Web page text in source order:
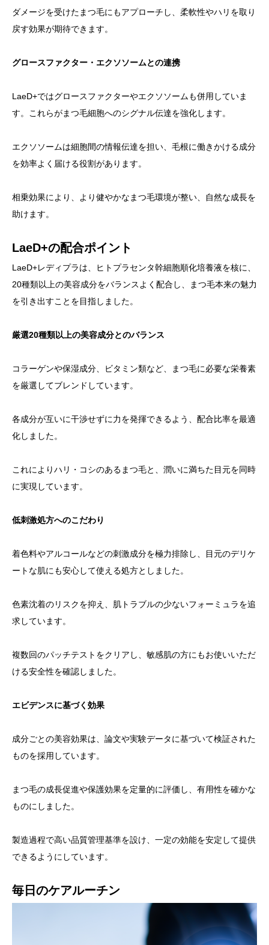
ダメージを受けたまつ毛にもアプローチし、柔軟性やハリを取り
戻す効果が期待できます。
グロースファクター・エクソソームとの連携
LaeD+ではグロースファクターやエクソソームも併用していま
す。これらがまつ毛細胞へのシグナル伝達を強化します。
エクソソームは細胞間の情報伝達を担い、毛根に働きかける成分
を効率よく届ける役割があります。
相乗効果により、より健やかなまつ毛環境が整い、自然な成長を
助けます。
LaeD+の配合ポイント
LaeD+レディプラは、ヒトプラセンタ幹細胞順化培養液を核に、
20種類以上の美容成分をバランスよく配合し、まつ毛本来の魅力
を引き出すことを目指しました。
厳選20種類以上の美容成分とのバランス
コラーゲンや保湿成分、ビタミン類など、まつ毛に必要な栄養素
を厳選してブレンドしています。
各成分が互いに干渉せずに力を発揮できるよう、配合比率を最適
化しました。
これによりハリ・コシのあるまつ毛と、潤いに満ちた目元を同時
に実現しています。
低刺激処方へのこだわり
着色料やアルコールなどの刺激成分を極力排除し、目元のデリケ
ートな肌にも安心して使える処方としました。
色素沈着のリスクを抑え、肌トラブルの少ないフォーミュラを追
求しています。
複数回のパッチテストをクリアし、敏感肌の方にもお使いいただ
ける安全性を確認しました。
エビデンスに基づく効果
成分ごとの美容効果は、論文や実験データに基づいて検証された
ものを採用しています。
まつ毛の成長促進や保護効果を定量的に評価し、有用性を確かな
ものにしました。
製造過程で高い品質管理基準を設け、一定の効能を安定して提供
できるようにしています。
毎日のケアルーチン